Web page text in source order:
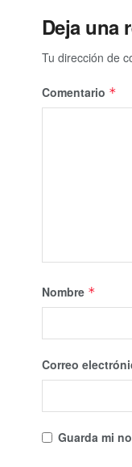
Deja una
Tu dirección de
Comentario *
Nombre *
Correo
Guarda mi